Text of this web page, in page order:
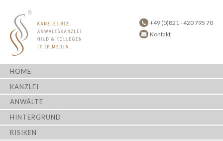
+49 (0)821 - 420 795 70
Kontakt
HOME
KANZLEI
ANWÄLTE
HINTERGRUND
RISIKEN